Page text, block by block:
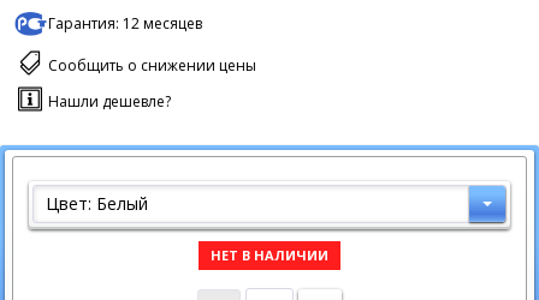
Гарантия: 12 месяцев
Сообщить о снижении цены
Нашли дешевле?
Цвет: Белый
НЕТ В НАЛИЧИИ